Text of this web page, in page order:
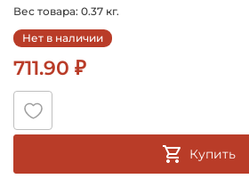
Вес товара: 0.37 кг.
Нет в наличии
711.90 ₽
Купить